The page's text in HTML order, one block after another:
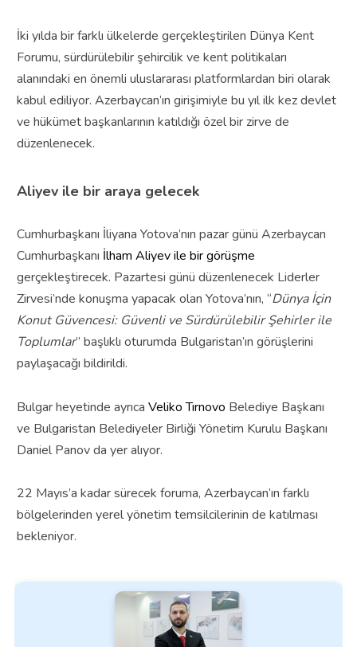
İki yılda bir farklı ülkelerde gerçekleştirilen Dünya Kent
Forumu, sürdürülebilir şehircilik ve kent politikaları
alanındaki en önemli uluslararası platformlardan biri olarak
kabul ediliyor. Azerbaycan’ın girişimiyle bu yıl ilk kez devlet
ve hükümet başkanlarının katıldığı özel bir zirve de
düzenlenecek.
Aliyev ile bir araya gelecek
Cumhurbaşkanı İliyana Yotova’nın pazar günü Azerbaycan
Cumhurbaşkanı İlham Aliyev ile bir görüşme
gerçekleştirecek. Pazartesi günü düzenlenecek Liderler
Zirvesi’nde konuşma yapacak olan Yotova’nın, “Dünya İçin
Konut Güvencesi: Güvenli ve Sürdürülebilir Şehirler ile
Toplumlar” başlıklı oturumda Bulgaristan’ın görüşlerini
paylaşacağı bildirildi.
Bulgar heyetinde ayrıca Veliko Tırnovo Belediye Başkanı
ve Bulgaristan Belediyeler Birliği Yönetim Kurulu Başkanı
Daniel Panovda yer alıyor.
22 Mayıs’a kadar sürecek foruma, Azerbaycan’ın farklı
bölgelerinden yerel yönetim temsilcilerinin de katılması
bekleniyor.